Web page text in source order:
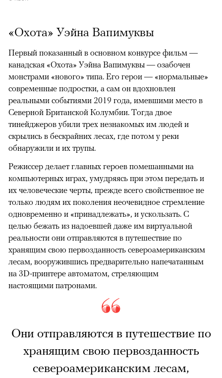
«Охота» Уэйна Вапимуквы
Первый показанный в основном конкурсе фильм —
канадская «Охота» Уэйна Вапимуквы — озабочен
монстрами «нового» типа. Его герои — «нормальные»
современные подростки, а сам он вдохновлен
реальными событиями 2019 года, имевшими место в
Северной Британской Колумбии. Тогда двое
тинейджеров убили трех незнакомых им людей и
скрылись в бескрайних лесах, где потом у реки
обнаружили и их трупы.
Режиссер делает главных героев помешанными на
компьютерных играх, умудряясь при этом передать и
их человеческие черты, прежде всего свойственное не
только людям их поколения неочевидное стремление
одновременно и «принадлежать», и ускользать. С
целью бежать из надоевшей даже им виртуальной
реальности они отправляются в путешествие по
хранящим свою первозданность североамериканским
лесам, вооружившись предварительно напечатанным
на 3D-принтере автоматом, стреляющим
настоящими патронами.
Они отправляются в путешествие по
хранящим свою первозданность
североамериканским лесам,